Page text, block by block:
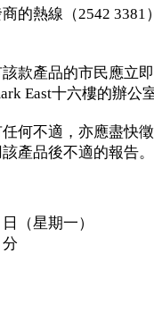
熱線（2542 3381
產品的市民應立即
East十六樓的辦公
不適，亦應盡快徵
產品後不適的報告。
（星期一）